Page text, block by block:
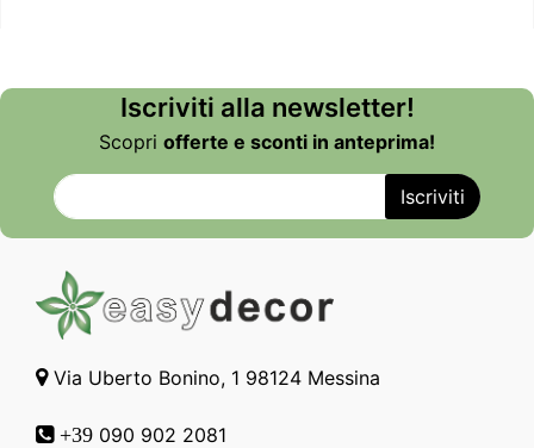
Iscriviti alla newsletter!
Scopri offerte e sconti in anteprima!
Via Uberto Bonino, 1 98124 Messina
+39 090 902 2081